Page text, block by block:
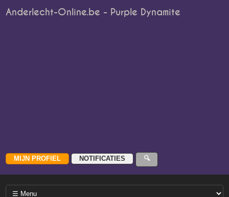
Anderlecht-Online.be - Purple Dynamite